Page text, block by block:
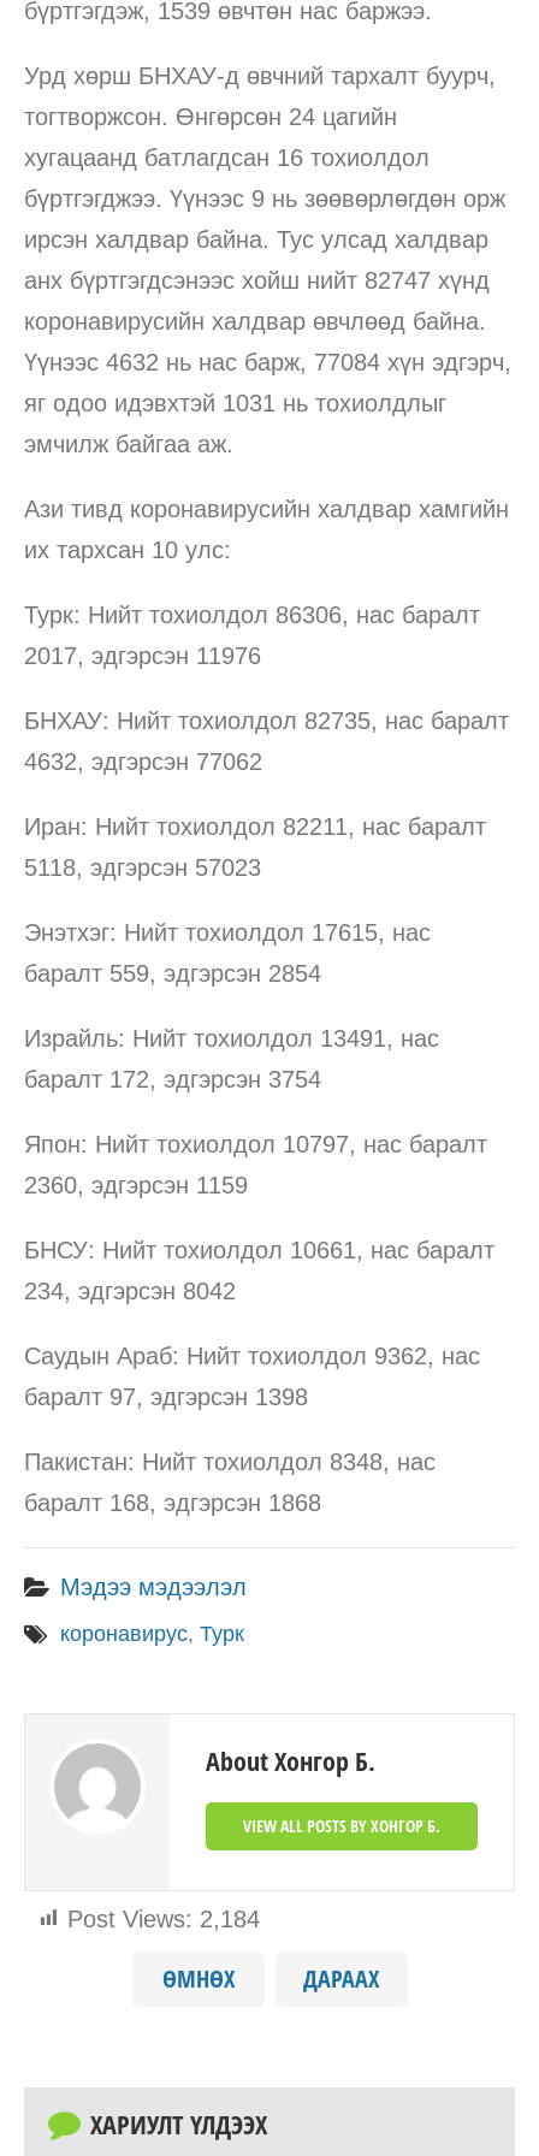
бүртгэгдэж, 1539 өвчтөн нас баржээ.
Урд хөрш БНХАУ-д өвчний тархалт буурч,
тогтворжсон. Өнгөрсөн 24 цагийн
хугацаанд батлагдсан 16 тохиолдол
бүртгэгджээ. Үүнээс 9 нь зөөвөрлөгдөн орж
ирсэн халдвар байна. Тус улсад халдвар
анх бүртгэгдсэнээс хойш нийт 82747 хүнд
коронавирусийн халдвар өвчлөөд байна.
Үүнээс 4632 нь нас барж, 77084 хүн эдгэрч,
яг одоо идэвхтэй 1031 нь тохиолдлыг
эмчилж байгаа аж.
Ази тивд коронавирусийн халдвар хамгийн
их тархсан 10 улс:
Турк: Нийт тохиолдол 86306, нас баралт
2017, эдгэрсэн 11976
БНХАУ: Нийт тохиолдол 82735, нас баралт
4632, эдгэрсэн 77062
Иран: Нийт тохиолдол 82211, нас баралт
5118, эдгэрсэн 57023
Энэтхэг: Нийт тохиолдол 17615, нас
баралт 559, эдгэрсэн 2854
Израйль: Нийт тохиолдол 13491, нас
баралт 172, эдгэрсэн 3754
Япон: Нийт тохиолдол 10797, нас баралт
2360, эдгэрсэн 1159
БНСУ: Нийт тохиолдол 10661, нас баралт
234, эдгэрсэн 8042
Саудын Араб: Нийт тохиолдол 9362, нас
баралт 97, эдгэрсэн 1398
Пакистан: Нийт тохиолдол 8348, нас
баралт 168, эдгэрсэн 1868
Post Views: 2,184
Мэдээ мэдээлэл
коронавирус, Турк
About Хонгор Б.
VIEW ALL POSTS BY ХОНГОР Б.
ӨМНӨХ ДАРААХ
ХАРИУЛТ ҮЛДЭЭХ